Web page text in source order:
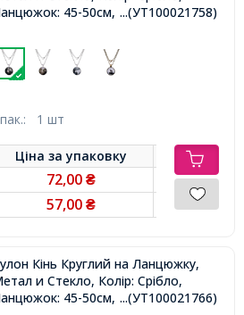
45-50см, Кулон: 27мм,
...(УТ100021758)
1 шт
Ціна заупаковку
72,00₴
57,00₴
Кінь Круглий на Ланцюжку,
и Стекло, Колір: Срібло,
45-50см, Кулон: 27мм,
...(УТ100021766)